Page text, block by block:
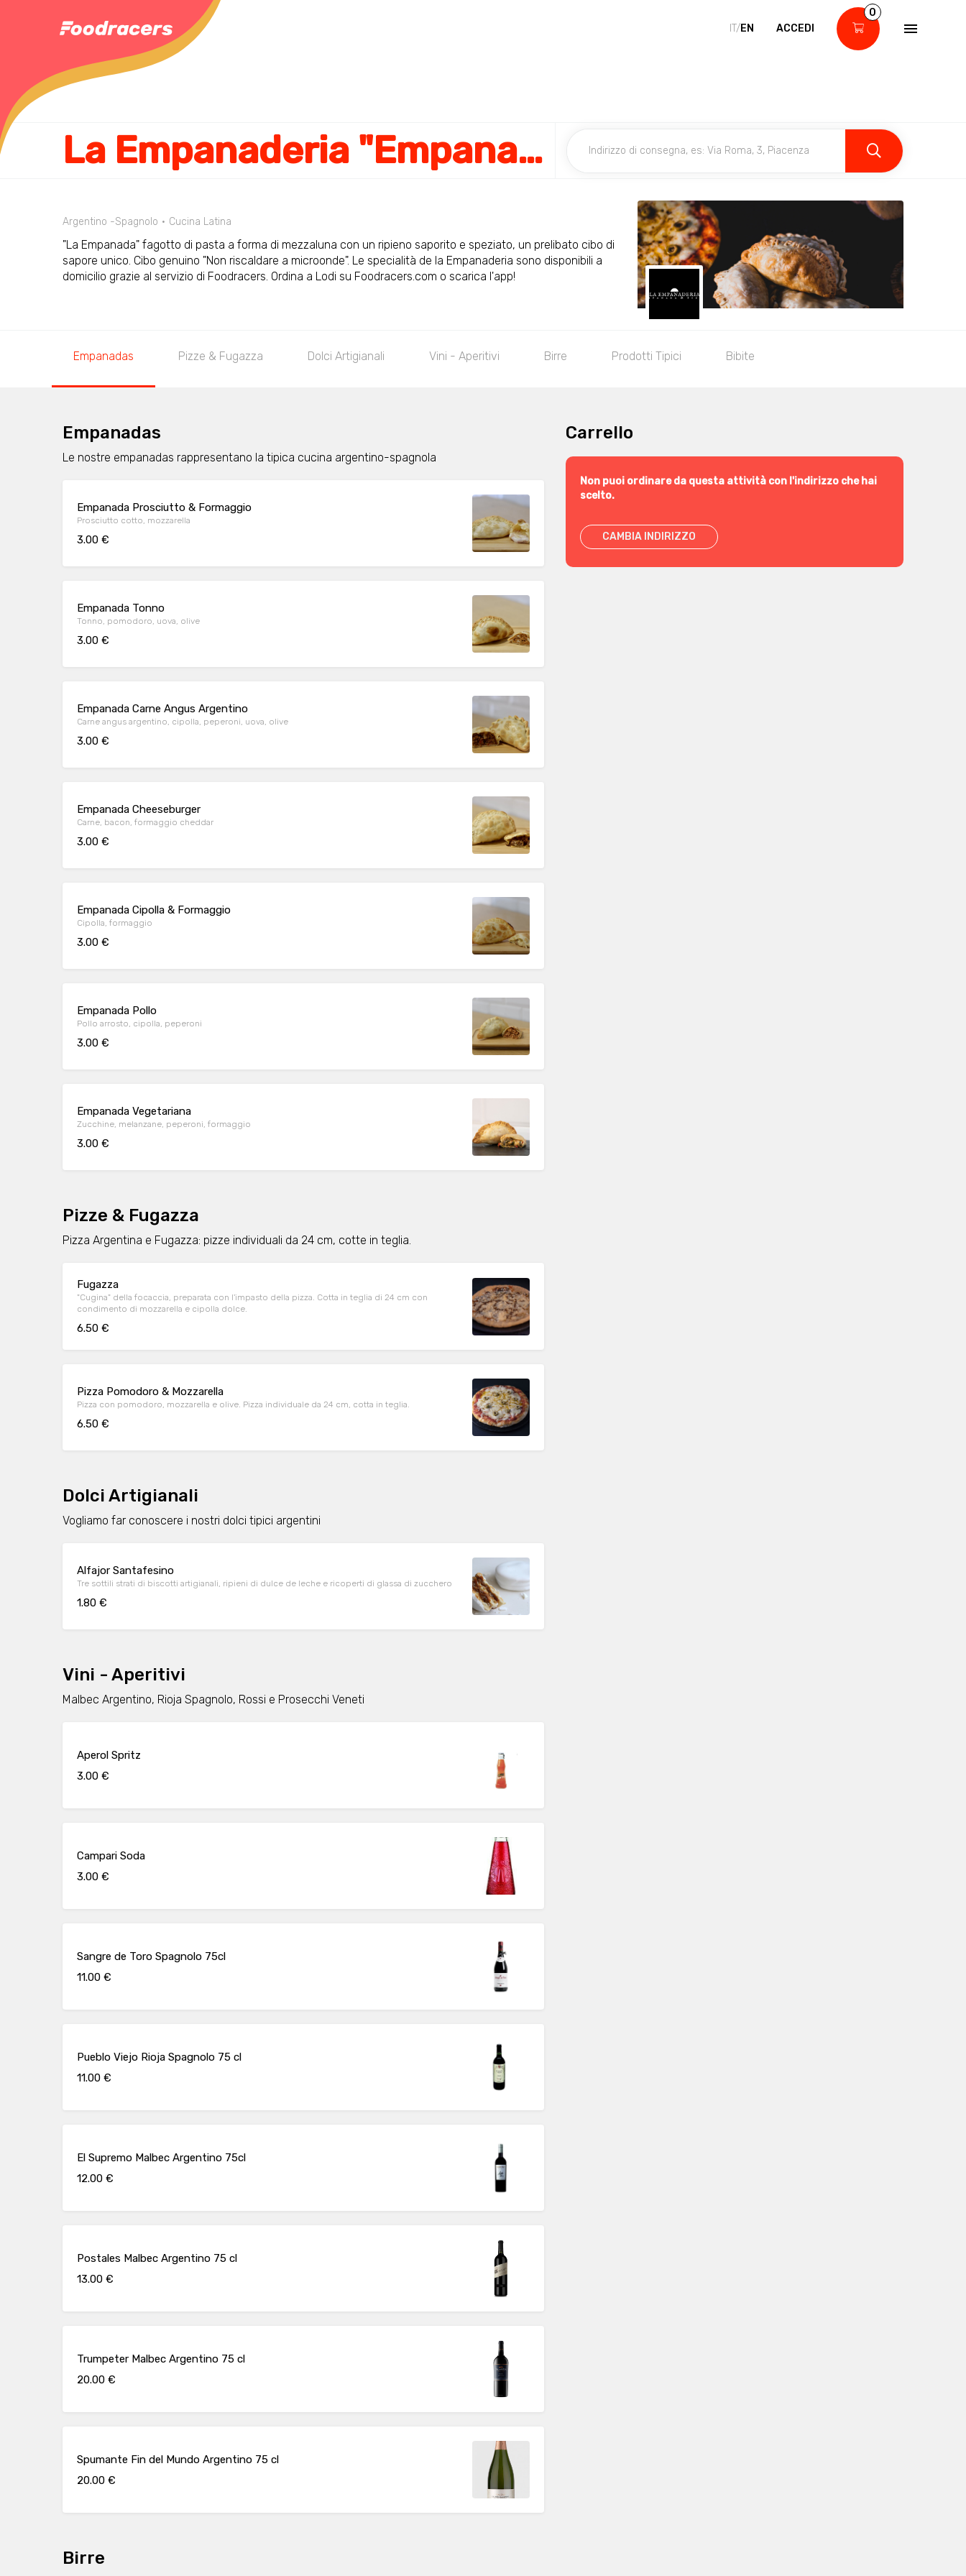
IT/EN ACCEDI
0
La Empanaderia "Empanada & Pizza"
Argentino -Spagnolo Cucina Latina
"La Empanada" fagotto di pasta a forma di mezzaluna con un ripieno saporito e speziato, un prelibato cibo di
sapore unico. Cibo genuino "Non riscaldare a microonde". Le specialità de la Empanaderia sono disponibili a
domicilio grazie al servizio di Foodracers. Ordina a Lodi su Foodracers.com o scarica l'app!
Empanadas Pizze & Fugazza Dolci Artigianali Vini - Aperitivi Birre Prodotti Tipici Bibite
Empanadas
Le nostre empanadas rappresentano la tipica cucina argentino-spagnola
Empanada Prosciutto & Formaggio
Prosciutto cotto, mozzarella
3.00 €
Empanada Tonno
Tonno, pomodoro, uova, olive
3.00 €
Empanada Carne Angus Argentino
Carne angus argentino, cipolla, peperoni, uova, olive
3.00 €
Empanada Cheeseburger
Carne, bacon, formaggio cheddar
3.00 €
Empanada Cipolla & Formaggio
Cipolla, formaggio
3.00 €
Empanada Pollo
Pollo arrosto, cipolla, peperoni
3.00 €
Empanada Vegetariana
Zucchine, melanzane, peperoni, formaggio
3.00 €
Pizze & Fugazza
Pizza Argentina e Fugazza: pizze individuali da 24 cm, cotte in teglia.
Fugazza
"Cugina" della focaccia, preparata con l'impasto della pizza. Cotta in teglia di 24 cm con
condimento di mozzarella e cipolla dolce.
6.50 €
Pizza Pomodoro & Mozzarella
Pizza con pomodoro, mozzarella e olive. Pizza individuale da 24 cm, cotta in teglia.
6.50 €
Dolci Artigianali
Vogliamo far conoscere i nostri dolci tipici argentini
Alfajor Santafesino
Tre sottili strati di biscotti artigianali, ripieni di dulce de leche e ricoperti di glassa di zucchero
1.80 €
Vini - Aperitivi
Malbec Argentino, Rioja Spagnolo, Rossi e Prosecchi Veneti
Aperol Spritz
3.00 €
Campari Soda
3.00 €
Sangre de Toro Spagnolo 75cl
11.00 €
Pueblo Viejo Rioja Spagnolo 75 cl
11.00 €
El Supremo Malbec Argentino 75cl
12.00 €
Postales Malbec Argentino 75 cl
13.00 €
Trumpeter Malbec Argentino 75 cl
20.00 €
Spumante Fin del Mundo Argentino 75 cl
20.00 €
Birre
Carrello
Non puoi ordinare da questa attività con l'indirizzo che hai
scelto.
CAMBIA INDIRIZZO